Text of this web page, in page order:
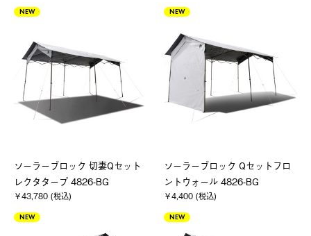
NEW
ソーラーブロック 切妻Qセット
レクタタープ 4826-BG
￥43,780 (税込)
NEW
ソーラーブロック Qセットフロ
ントウォール 4826-BG
￥4,400 (税込)
NEW NEW